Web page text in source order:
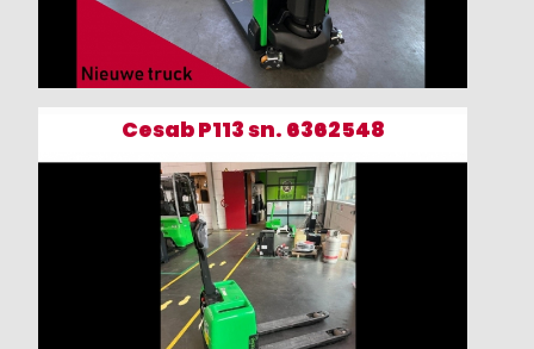
Cesab P113 sn. 6362548